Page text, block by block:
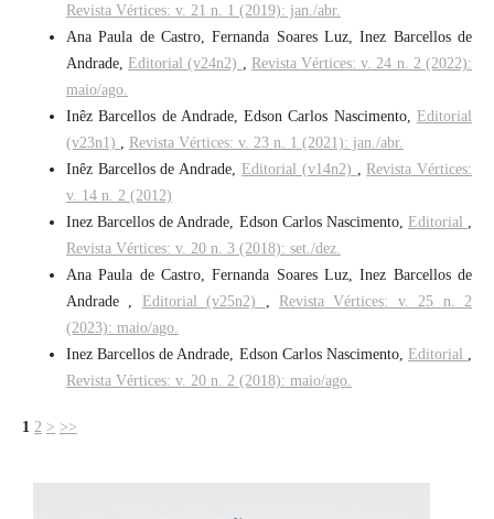
Revista Vértices: v. 21 n. 1 (2019): jan./abr.
Ana Paula de Castro, Fernanda Soares Luz, Inez Barcellos de
Andrade, Editorial (v24n2)
Revista Vértices: v. 24 n. 2 (2022):
maio/ago.
Inêz Barcellos de Andrade, Edson Carlos Nascimento, Editorial
(v23n1)
Revista Vértices: v. 23 n. 1 (2021): jan./abr.
Inêz Barcellos de Andrade, Editorial (v14n2)
Revista Vértices:
v. 14 n. 2 (2012)
Inez Barcellos de Andrade, Edson Carlos Nascimento, Editorial
Revista Vértices: v. 20 n. 3 (2018): set./dez.
Ana Paula de Castro, Fernanda Soares Luz, Inez Barcellos de
Andrade , Editorial (v25n2)
Revista Vértices: v. 25 n. 2
(2023): maio/ago.
Inez Barcellos de Andrade, Edson Carlos Nascimento, Editorial
Revista Vértices: v. 20 n. 2 (2018): maio/ago.
1 2 > >>